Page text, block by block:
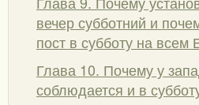
вечер субботний и
пост в субботу на всем
Глава 10. Почему у
соблюдается и в